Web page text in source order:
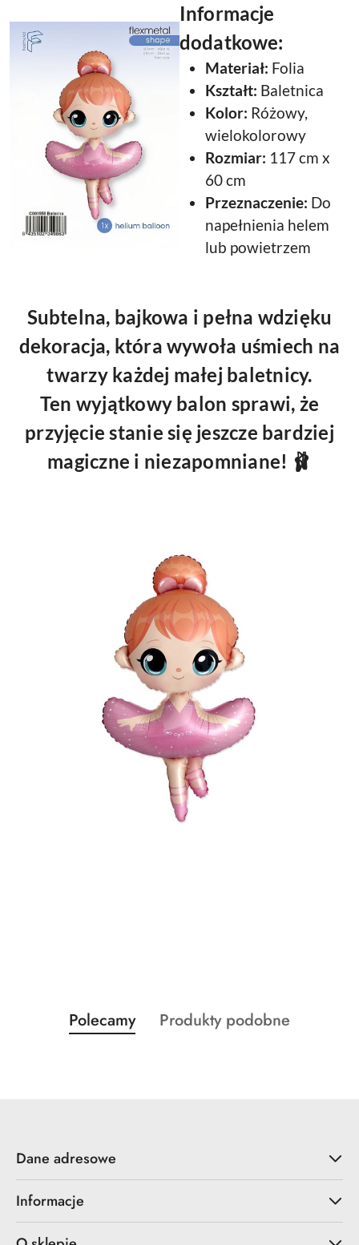
Informacje
dodatkowe:
Materiał: Folia
Kształt: Baletnica
Kolor: Różowy,
wielokolorowy
Rozmiar: 117 cm x
60 cm
Przeznaczenie: Do
napełnienia helem
lub powietrzem
Subtelna, bajkowa i pełna wdzięku
dekoracja, która wywoła uśmiech na
twarzy każdej małej baletnicy.
Ten wyjątkowy balon sprawi, że
przyjęcie stanie się jeszcze bardziej
magiczne i niezapomniane! 🩰
Pomiń karuzelę produktów
Produkty
o
Polecamy
Produkty
Produkty podobne
Dane adresowe
Informacje